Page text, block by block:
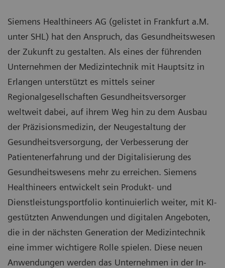
Siemens Healthineers AG (gelistet in Frankfurt a.M.
unter SHL) hat den Anspruch, das Gesundheitswesen
der Zukunft zu gestalten. Als eines der führenden
Unternehmen der Medizintechnik mit Hauptsitz in
Erlangen unterstützt es mittels seiner
Regionalgesellschaften Gesundheitsversorger
weltweit dabei, auf ihrem Weg hin zu dem Ausbau
der Präzisionsmedizin, der Neugestaltung der
Gesundheitsversorgung, der Verbesserung der
Patientenerfahrung und der Digitalisierung des
Gesundheitswesens mehr zu erreichen. Siemens
Healthineers entwickelt sein Produkt- und
Dienstleistungsportfolio kontinuierlich weiter, mit KI-
gestützten Anwendungen und digitalen Angeboten,
die in der nächsten Generation der Medizintechnik
eine immer wichtigere Rolle spielen. Diese neuen
Anwendungen werden das Unternehmen in der In-